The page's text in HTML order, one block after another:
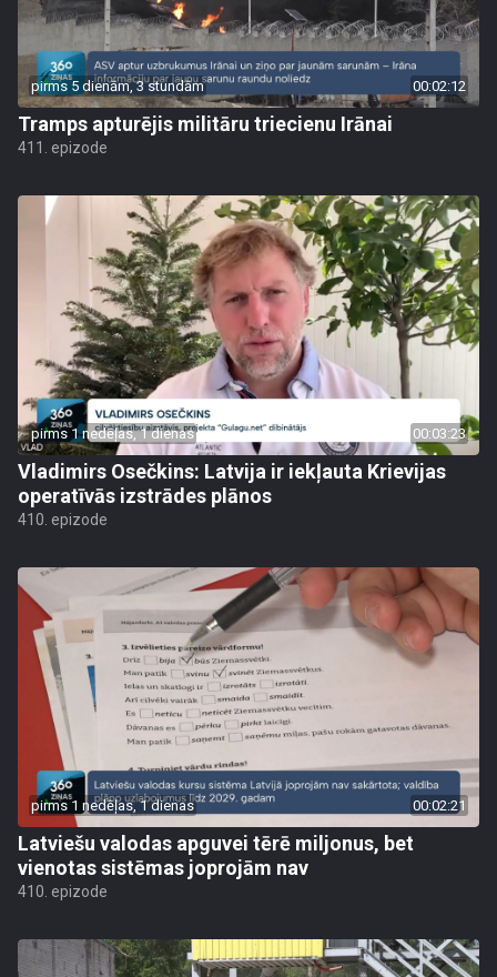
pirms 5 dienām, 3 stundām 00:02:12
Tramps apturējis militāru triecienu Irānai
411. epizode
pirms 1 nedēļas, 1 dienas 00:03:23
Vladimirs Osečkins: Latvija ir iekļauta Krievijas
operatīvās izstrādes plānos
410. epizode
pirms 1 nedēļas, 1 dienas 00:02:21
Latviešu valodas apguvei tērē miljonus, bet
vienotas sistēmas joprojām nav
410. epizode